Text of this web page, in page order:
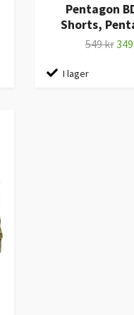
Pentagon
Shorts,
549 kr
I lager